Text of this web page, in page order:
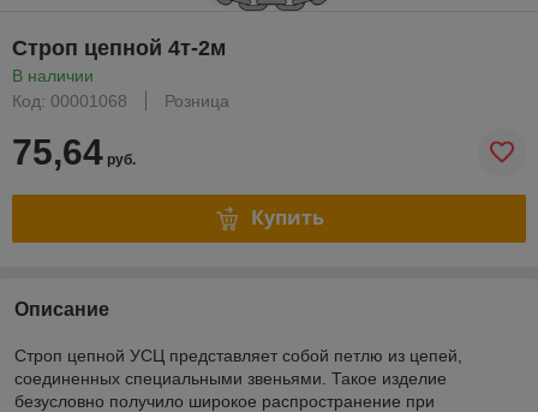
Строп цепной 4т-2м
В наличии
Код: 00001068
Розница
75,64 руб.
Купить
Описание
Строп цепной УСЦ представляет собой петлю из цепей,
соединенных специальными звеньями. Такое изделие
безусловно получило широкое распространение при